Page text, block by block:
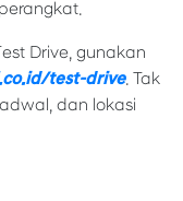
Drive, gunakan
test-drive. Tak
dan lokasi